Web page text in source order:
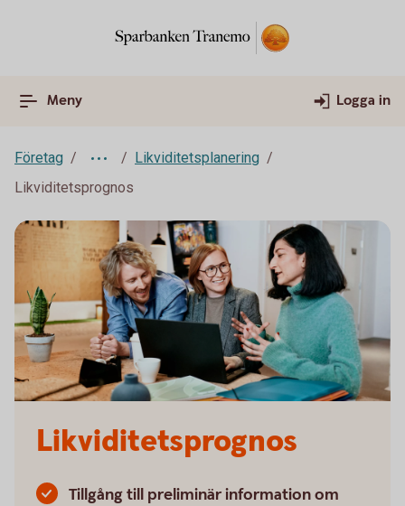
Meny Logga in
Företag
Likviditetsplanering
Likviditetsprognos
Likviditetsprognos
Tillgång till preliminär information om